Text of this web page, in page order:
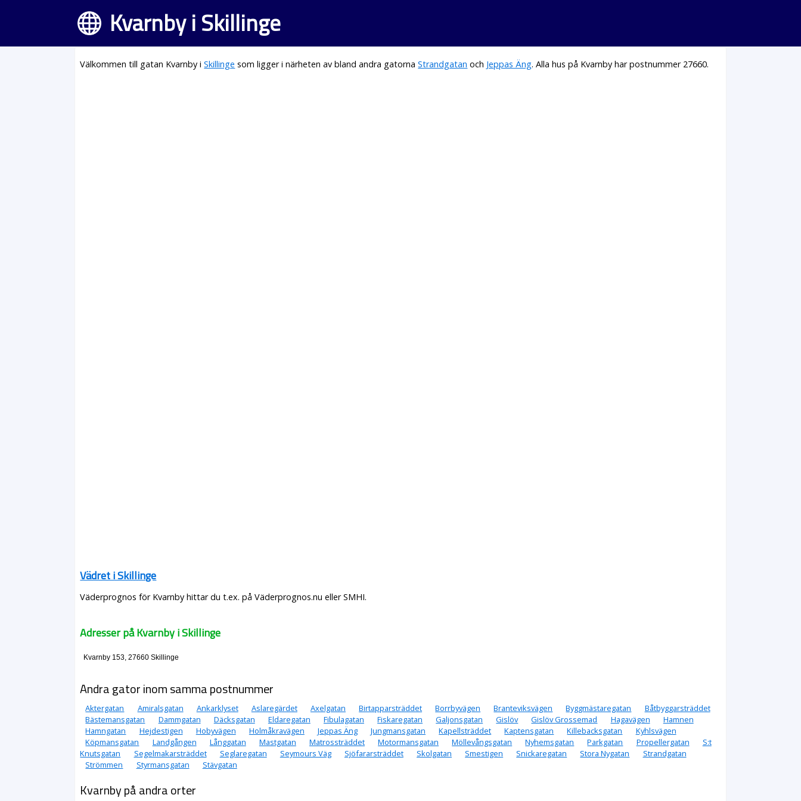
Kvarnby i Skillinge
Välkommen till gatan Kvarnby iSkillinge som ligger i närheten av bland andra gatornaStrandgatan och Jeppas Äng. Alla hus på Kvarnby har postnummer 27660.
Vädret i Skillinge
Väderprognos för Kvarnby hittar du t.ex. på Väderprognos.nu eller SMHI.
Adresser på Kvarnby i Skillinge
Kvarnby 153, 27660 Skillinge
Andra gator inom samma postnummer
Aktergatan Amiralsgatan Ankarklyset Aslaregärdet Axelgatan Birtapparsträddet Borrbyvägen Branteviksvägen Byggmästaregatan
Båtbyggarsträddet
Bästemansgatan
Dammgatan Däcksgatan Eldaregatan Fibulagatan Fiskaregatan Galjonsgatan Gislöv Gislöv Grossemad Hagavägen
Hamnen
Hamngatan
Hejdestigen Hobyvägen Holmåkravägen Jeppas Äng Jungmansgatan Kapellsträddet Kaptensgatan Killebacksgatan
Kyhlsvägen
Köpmansgatan
Landgången Långgatan Mastgatan Matrossträddet Motormansgatan Möllevångsgatan Nyhemsgatan Parkgatan Propellergatan
S:t
Knutsgatan
Segelmakarsträddet Seglaregatan Seymours Väg Sjöfararsträddet Skolgatan Smestigen Snickaregatan Stora Nygatan
Strandgatan
Strömmen
Styrmansgatan Stävgatan
Kvarnby på andra orter